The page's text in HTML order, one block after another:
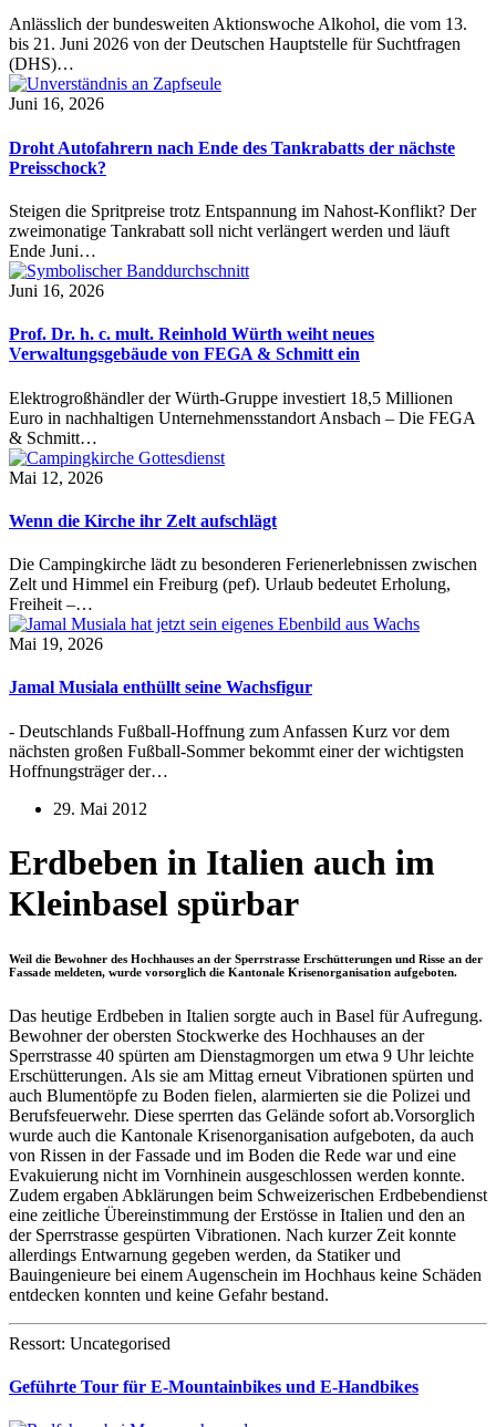
Anlässlich der bundesweiten Aktionswoche Alkohol, die vom 13.
bis 21. Juni 2026 von der Deutschen Hauptstelle für Suchtfragen
(DHS)…
Juni 16, 2026
Droht Autofahrern nach Ende des Tankrabatts der nächste
Preisschock?
Steigen die Spritpreise trotz Entspannung im Nahost-Konflikt? Der
zweimonatige Tankrabatt soll nicht verlängert werden und läuft
Ende Juni…
Juni 16, 2026
Prof. Dr. h. c. mult. Reinhold Würth weiht neues
Verwaltungsgebäude von FEGA & Schmitt ein
Elektrogroßhändler der Würth-Gruppe investiert 18,5 Millionen
Euro in nachhaltigen Unternehmensstandort Ansbach – Die FEGA
& Schmitt…
Mai 12, 2026
Wenn die Kirche ihr Zelt aufschlägt
Die Campingkirche lädt zu besonderen Ferienerlebnissen zwischen
Zelt und Himmel ein Freiburg (pef). Urlaub bedeutet Erholung,
Freiheit –…
Mai 19, 2026
Jamal Musiala enthüllt seine Wachsfigur
- Deutschlands Fußball-Hoffnung zum Anfassen Kurz vor dem
nächsten großen Fußball-Sommer bekommt einer der wichtigsten
Hoffnungsträger der…
29. Mai 2012
Erdbeben in Italien auch im
Kleinbasel spürbar
Weil die Bewohner des Hochhauses an der Sperrstrasse Erschütterungen und Risse an der
Fassade meldeten, wurde vorsorglich die Kantonale Krisenorganisation aufgeboten.
Das heutige Erdbeben in Italien sorgte auch in Basel für Aufregung.
Bewohner der obersten Stockwerke des Hochhauses an der
Sperrstrasse 40 spürten am Dienstagmorgen um etwa 9 Uhr leichte
Erschütterungen. Als sie am Mittag erneut Vibrationen spürten und
auch Blumentöpfe zu Boden fielen, alarmierten sie die Polizei und
Berufsfeuerwehr. Diese sperrten das Gelände sofort ab.Vorsorglich
wurde auch die Kantonale Krisenorganisation aufgeboten, da auch
von Rissen in der Fassade und im Boden die Rede war und eine
Evakuierung nicht im Vornhinein ausgeschlossen werden konnte.
Zudem ergaben Abklärungen beim Schweizerischen Erdbebendienst
eine zeitliche Übereinstimmung der Erstösse in Italien und den an
der Sperrstrasse gespürten Vibrationen. Nach kurzer Zeit konnte
allerdings Entwarnung gegeben werden, da Statiker und
Bauingenieure bei einem Augenschein im Hochhaus keine Schäden
entdecken konnten und keine Gefahr bestand.
Ressort: Uncategorised
Geführte Tour für E-Mountainbikes und E-Handbikes